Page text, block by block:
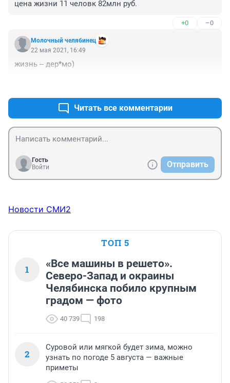
цена жизни 11 человк 82млн руб.
+0 –0
Молочный челябинец
22 мая 2021, 16:49
жизнь -- дер*мо)
Читать все комментарии
Гость
Войти
Отправить
Новости СМИ2
ТОП 5
1
«Все машины в решето».
Северо-Запад и окраины
Челябинска побило крупным
градом — фото
40 739 198
2
Суровой или мягкой будет зима, можно
узнать по погоде 5 августа — важные
приметы